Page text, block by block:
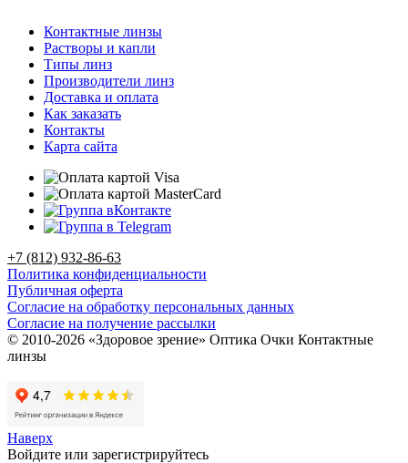
Контактные линзы
Растворы и капли
Типы линз
Производители линз
Доставка и оплата
Как заказать
Контакты
Карта сайта
+7 (812) 932-86-63
Политика конфиденциальности
Публичная оферта
Согласие на обработку персональных данных
Согласие на получение рассылки
© 2010-2026 «Здоровое зрение» Оптика Очки Контактные
линзы
Наверх
Войдите или зарегистрируйтесь